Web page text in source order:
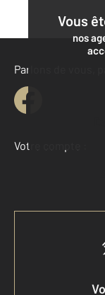
Vous
nos
Parlons de vous,
Votre compte :